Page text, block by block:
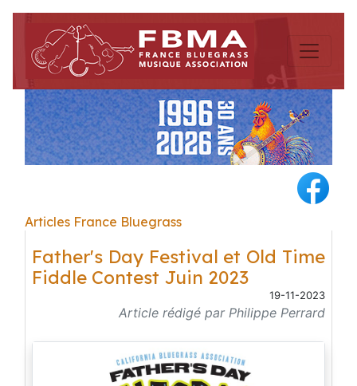
Articles France Bluegrass
Father's Day Festival et Old Time
Fiddle Contest Juin 2023
19-11-2023
Article rédigé par Philippe Perrard